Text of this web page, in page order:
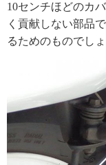
10センチほどのカ
く貢献しない部品
るためのものでしょ